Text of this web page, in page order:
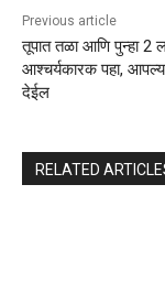
Previous article
तूपात तळा आणि पुन्हा 2
आश्चर्यकारक पहा,
देईल
RELATED